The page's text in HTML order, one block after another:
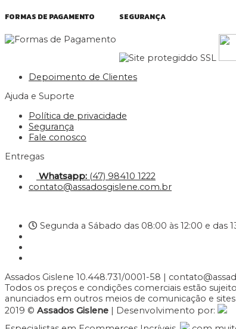
FORMAS DE PAGAMENTO
SEGURANÇA
Depoimento de Clientes
Ajuda e Suporte
Política de privacidade
Segurança
Fale conosco
Entregas
Whatsapp: (47) 98410 1222
contato@assadosgislene.com.br
Segunda a Sábado das 08:00 às 12:00 e das
Assados Gislene 10.448.731/0001-58 |
Todos os preços e condições comerciais estão
anunciados em outros meios de comunicação e
2019 © Assados Gislene
| Desenvolvimento por: